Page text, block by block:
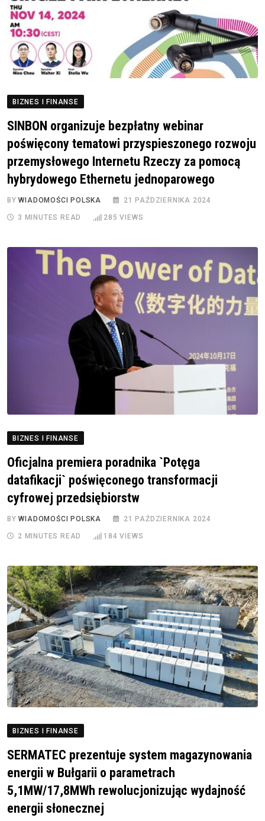
BIZNES I FINANSE
SINBON organizuje bezpłatny webinar
poświęcony tematowi przyspieszonego rozwoju
przemysłowego Internetu Rzeczy za pomocą
hybrydowego Ethernetu jednoparowego
BYWIADOMOŚCI POLSKA 21 PAŹDZIERNIKA 2024
3 MINUTES READ 285 VIEWS
BIZNES I FINANSE
Oficjalna premiera poradnika `Potęga
datafikacji` poświęconego transformacji
cyfrowej przedsiębiorstw
BYWIADOMOŚCI POLSKA 21 PAŹDZIERNIKA 2024
2 MINUTES READ 184 VIEWS
BIZNES I FINANSE
SERMATEC prezentuje system magazynowania
energii w Bułgarii o parametrach
5,1MW/17,8MWh rewolucjonizując wydajność
energii słonecznej